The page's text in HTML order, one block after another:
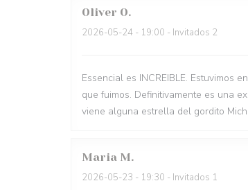
Oliver O
2026-05-24 - 19:00 - Invitados 2
Essencial es INCREIBLE. Estuvimos
que fuimos. Definitivamente es una
viene alguna estrella del gordito
Maria M
2026-05-23 - 19:30 - Invitados 1